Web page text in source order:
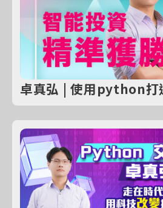
卓真弘 | 使用python打